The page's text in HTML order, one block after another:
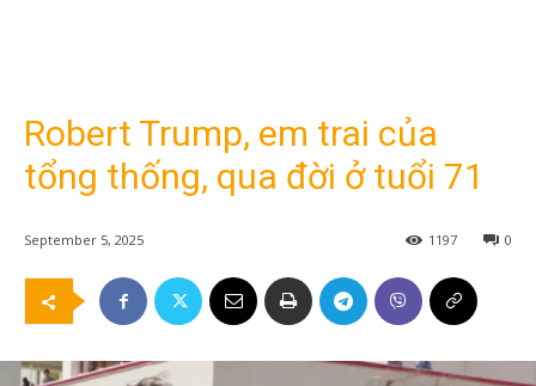
Robert Trump, em trai của
tổng thống, qua đời ở tuổi 71
September 5, 2025 0
1197